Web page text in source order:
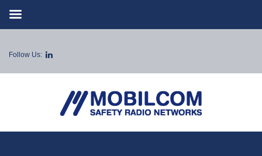
Follow Us: